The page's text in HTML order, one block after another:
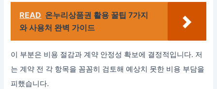
READ 온누리상품권 활용 꿀팁 7가지
와 사용처 완벽 가이드
이 부분은 비용 절감과 계약 안정성 확보에 결정적입니다. 저
는 계약 전 각 항목을 꼼꼼히 검토해 예상치 못한 비용 부담을
피했습니다.